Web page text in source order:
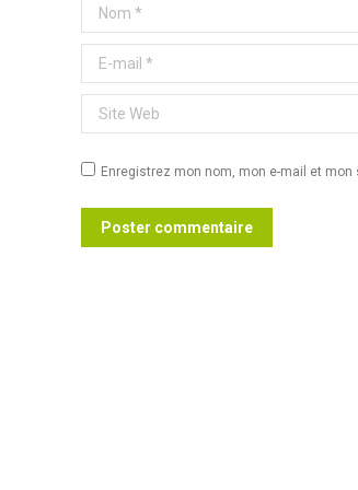
Nom *
E-mail *
Site Web
Enregistrez mon nom, mon e-mail et
Poster commentaire